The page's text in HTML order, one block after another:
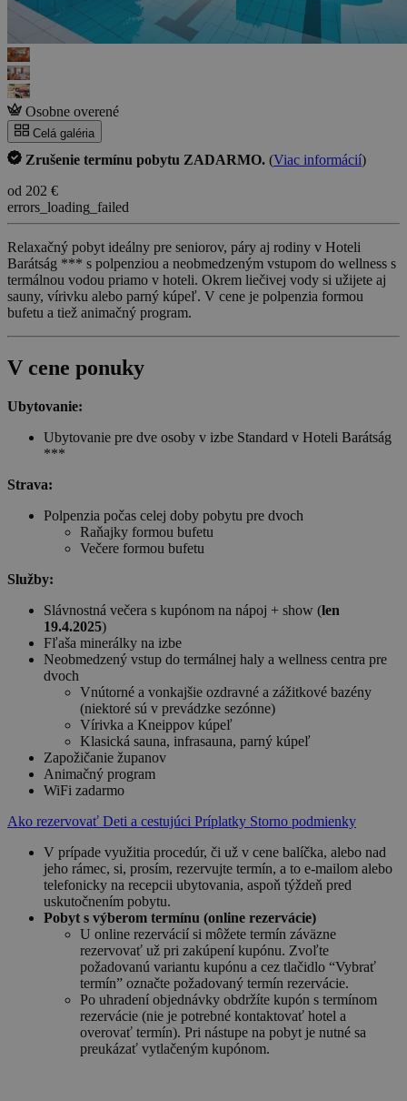
Osobne overené
Celá galéria
Zrušenie termínu pobytu ZADARMO. (Viac informácií)
od 202 €
errors_loading_failed
Relaxačný pobyt ideálny pre seniorov, páry aj rodiny v Hoteli
Barátság *** s polpenziou a neobmedzeným vstupom do wellness s
termálnou vodou priamo v hoteli. Okrem liečivej vody si užijete aj
sauny, vírivku alebo parný kúpeľ. V cene je polpenzia formou
bufetu a tiež animačný program.
V cene ponuky
Ubytovanie:
Ubytovanie pre dve osoby v izbe Standard v Hoteli Barátság
***
Strava:
Polpenzia počas celej doby pobytu pre dvoch
Raňajky formou bufetu
Večere formou bufetu
Služby:
Slávnostná večera s kupónom na nápoj + show (len
19.4.2025)
Fľaša minerálky na izbe
Neobmedzený vstup do termálnej haly a wellness centra pre
dvoch
Vnútorné a vonkajšie ozdravné a zážitkové bazény
(niektoré sú v prevádzke sezónne)
Vírivka a Kneippov kúpeľ
Klasická sauna, infrasauna, parný kúpeľ
Zapožičanie županov
Animačný program
WiFi zadarmo
Ako rezervovať Deti a cestujúci Príplatky Storno podmienky
V prípade využitia procedúr, či už v cene balíčka, alebo nad
jeho rámec, si, prosím, rezervujte termín, a to e-mailom alebo
telefonicky na recepcii ubytovania, aspoň týždeň pred
uskutočnením pobytu.
Pobyt s výberom termínu (online rezervácie)
U online rezervácií si môžete termín záväzne
rezervovať už pri zakúpení kupónu. Zvoľte
požadovanú variantu kupónu a cez tlačidlo “Vybrať
termín” označte požadovaný termín rezervácie.
Po uhradení objednávky obdržíte kupón s termínom
rezervácie (nie je potrebné kontaktovať hotel a
overovať termín). Pri nástupe na pobyt je nutné sa
preukázať vytlačeným kupónom.